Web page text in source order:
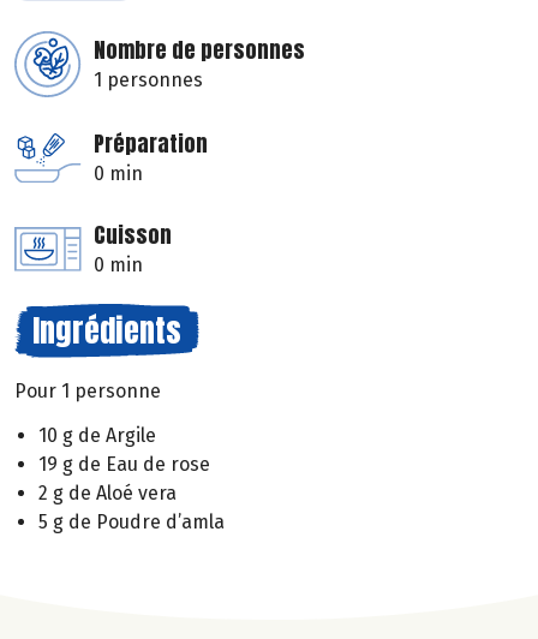
Nombre de personnes
1 personnes
Préparation
0 min
Cuisson
0 min
Ingrédients
Pour 1 personne
10 g de Argile
19 g de Eau de rose
2 g de Aloé vera
5 g de Poudre d’amla